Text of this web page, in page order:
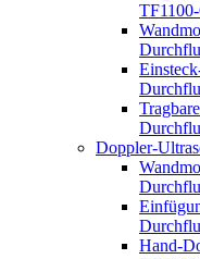
Doppler-
Hand-